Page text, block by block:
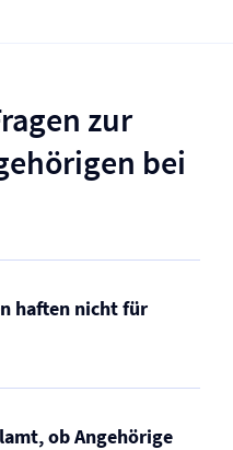
zur
bei
haften nicht für
ob Angehörige